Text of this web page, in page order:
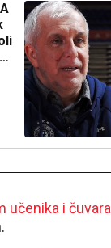
učenika i čuvara